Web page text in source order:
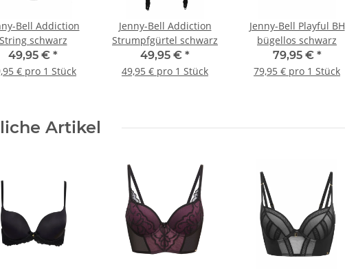
Bell Addiction
String schwarz
49,95 € *
€ pro 1 Stück
Jenny-Bell Addiction
Strumpfgürtel schwarz
49,95 € *
49,95 € pro 1 Stück
Jenny-Bell Playful BH
bügellos schwarz
79,95 € *
79,95 € pro 1 Stück
Artikel